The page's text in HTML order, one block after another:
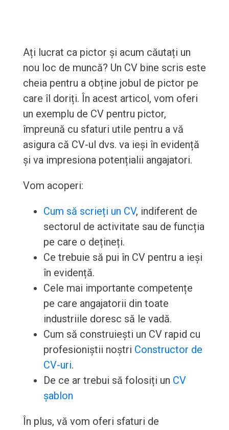
Ați lucrat ca pictor și acum căutați un
nou loc de muncă? Un CV bine scris este
cheia pentru a obține jobul de pictor pe
care îl doriți. În acest articol, vom oferi
un exemplu de CV pentru pictor,
împreună cu sfaturi utile pentru a vă
asigura că CV-ul dvs. va ieși în evidență
și va impresiona potențialii angajatori.
Vom acoperi:
Cum să scrieți un CV, indiferent de
sectorul de activitate sau de funcția
pe care o dețineți.
Ce trebuie să pui în CV pentru a ieși
în evidență.
Cele mai importante competențe
pe care angajatorii din toate
industriile doresc să le vadă.
Cum să construiești un CV rapid cu
profesioniștii noștri Constructor de
CV-uri.
De ce ar trebui să folosiți un CV
șablon
În plus, vă vom oferi sfaturi de